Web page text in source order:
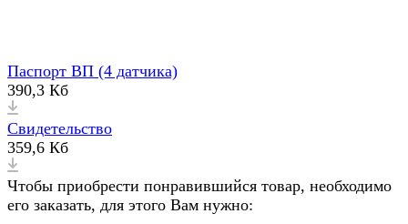
Паспорт ВП (4 датчика)
390,3 Кб
Свидетельство
359,6 Кб
Чтобы приобрести понравившийся товар, необходимо
его заказать, для этого Вам нужно: